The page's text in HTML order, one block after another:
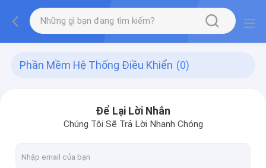
Phần Mềm Hệ Thống Điều Khiển (0)
Để Lại Lời Nhắn
Chúng Tôi Sẽ Trả Lời Nhanh Chóng